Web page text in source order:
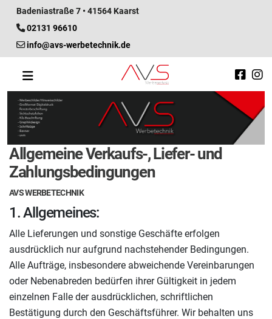
Badeniastraße 7 • 41564 Kaarst
02131 96610
info@avs-werbetechnik.de
Allgemeine Verkaufs-, Liefer- und
Zahlungsbedingungen
AVS WERBETECHNIK
1. Allgemeines:
Alle Lieferungen und sonstige Geschäfte erfolgen
ausdrücklich nur aufgrund nachstehender Bedingungen.
Alle Aufträge, insbesondere abweichende Vereinbarungen
oder Nebenabreden bedürfen ihrer Gültigkeit in jedem
einzelnen Falle der ausdrücklichen, schriftlichen
Bestätigung durch den Geschäftsführer. Wir behalten uns